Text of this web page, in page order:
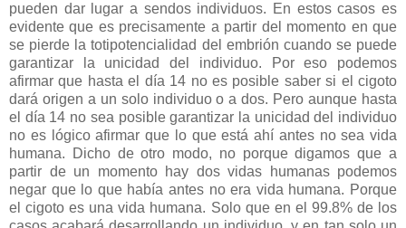
pueden dar lugar a sendos individuos. En estos casos es
evidente que es precisamente a partir del momento en que
se pierde la totipotencialidad del embrión cuando se puede
garantizar la unicidad del individuo. Por eso podemos
afirmar que hasta el día 14 no es posible saber si el cigoto
dará origen a un solo individuo o a dos. Pero aunque hasta
el día 14 no sea posible garantizar la unicidad del individuo
no es lógico afirmar que lo que está ahí antes no sea vida
humana. Dicho de otro modo, no porque digamos que a
partir de un momento hay dos vidas humanas podemos
negar que lo que había antes no era vida humana. Porque
el cigoto es una vida humana. Solo que en el 99.8% de los